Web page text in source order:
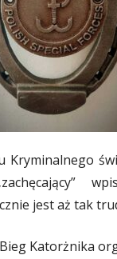
Kryminalnego
jest aż tak
Bieg Katorżnika